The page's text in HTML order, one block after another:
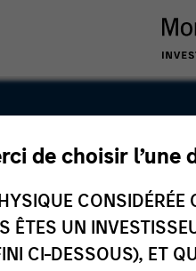
de choisir l’une
UN
CI-DESSOUS), ET